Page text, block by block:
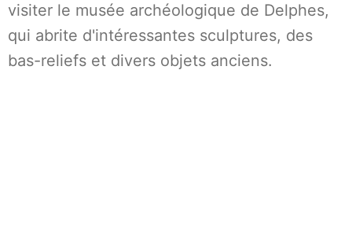
visiter le musée archéologique de Delphes,
qui abrite d'intéressantes sculptures, des
bas-reliefs et divers objets anciens.